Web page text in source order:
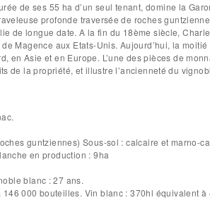
de ses 55 ha d’un seul tenant, domine la
profonde traversée de roches
de longue date. A la fin du 18ème siècle,
Magence aux Etats-Unis. Aujourd’hui, la
en Asie et en Europe. L’une des pièces de
de la propriété, et illustre l’ancienneté du
guntziennes) Sous-sol : calcaire et marno-
en production : 9ha
blanc : 27 ans.
Vin rouge : 1100 hl équivalent à 146